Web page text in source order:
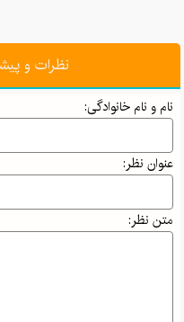
نظرات و
نام و نام خانوادگی:
عنوان نظر:
متن نظر: